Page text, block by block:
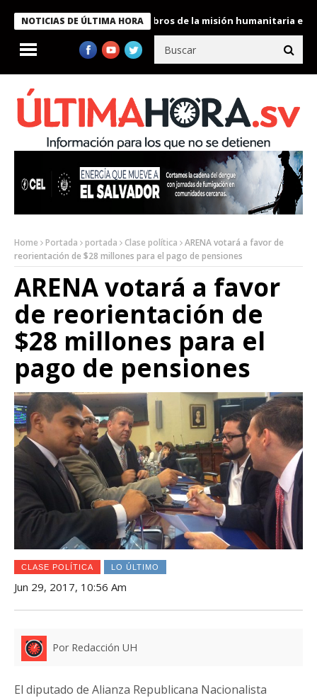
NOTICIAS DE ÚLTIMA HORA
Bukele condecora a miembros de la misión humanitaria enviada
Home Portada portada Clase política
ARENA votará a favor de
reorientación de $28 millones para el pago de pensiones
ARENA votará a favor
de reorientación de
$28 millones para el
pago de pensiones
CLASE POLÍTICA LO ÚLTIMO
Jun 29, 2017, 10:56 Am
Por Redacción UH
El diputado de Alianza Republicana Nacionalista